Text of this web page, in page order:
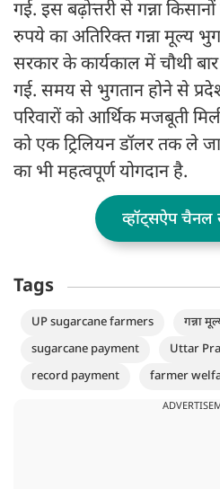
गई. इस बढ़ोत्तरी से गन्ना
रुपये का अतिरिक्त गन्ना मूल्य
सरकार के कार्यकाल में चौथी
गई. समय से भुगतान होने से
परिवारों को आर्थिक मजबूती
को एक ट्रिलियन डॉलर तक ले
का भी महत्वपूर्ण योगदान है.
व्हॉट्सऐप
Tags
UP sugarcane farmers गन्ना
sugarcane payment
Uttar
record payment
farmer